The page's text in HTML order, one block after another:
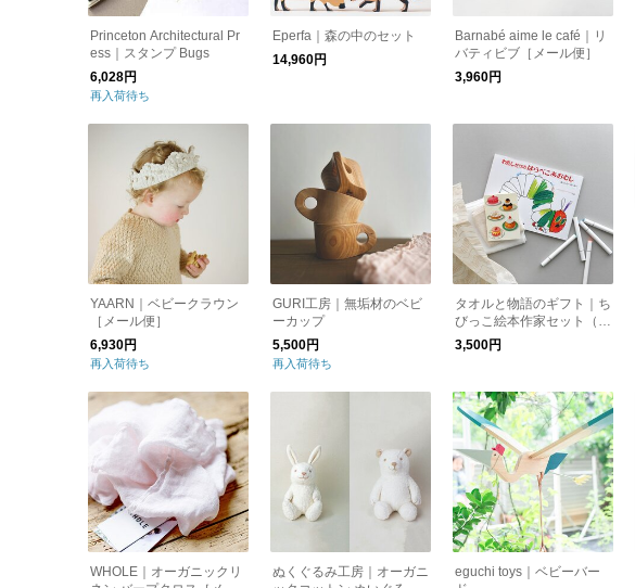
Princeton Architectural Pr
ess｜スタンプ Bugs
6,028円
再入荷待ち
Eperfa｜森の中のセット
14,960円
Barnabé aime le café｜リ
バティビブ［メール便］
3,960円
YAARN｜ベビークラウン
［メール便］
6,930円
再入荷待ち
GURI工房｜無垢材のベビ
ーカップ
5,500円
再入荷待ち
タオルと物語のギフト｜ち
びっこ絵本作家セット（ラ
ッピング・ポストカード
付）【送料無料】［メール
3,500円
WHOLE｜オーガニックリ
ぬくぐるみ工房｜オーガニ
eguchi toys｜ベビーバー